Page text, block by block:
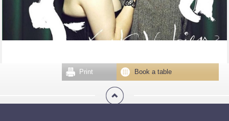
Book a table
Print